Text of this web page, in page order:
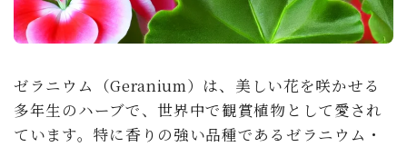
ゼラニウム（Geranium）は、美しい花を咲かせる
多年生のハーブで、世界中で観賞植物として愛され
ています。特に香りの強い品種であるゼラニウム・